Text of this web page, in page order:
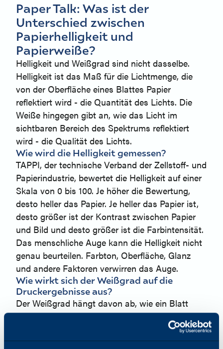
Paper Talk: Was ist der
Unterschied zwischen
Papierhelligkeit und
Papierweiße?
Helligkeit und Weißgrad sind nicht dasselbe.
Helligkeit ist das Maß für die Lichtmenge, die
von der Oberfläche eines Blattes Papier
reflektiert wird - die Quantität des Lichts. Die
Weiße hingegen gibt an, wie das Licht im
sichtbaren Bereich des Spektrums reflektiert
wird - die Qualität des Lichts.
Wie wird die Helligkeit gemessen?
TAPPI, der technische Verband der Zellstoff- und
Papierindustrie, bewertet die Helligkeit auf einer
Skala von 0 bis 100. Je höher die Bewertung,
desto heller das Papier. Je heller das Papier ist,
desto größer ist der Kontrast zwischen Papier
und Bild und desto größer ist die Farbintensität.
Das menschliche Auge kann die Helligkeit nicht
genau beurteilen. Farbton, Oberfläche, Glanz
und andere Faktoren verwirren das Auge.
Wie wirkt sich der Weißgrad auf die
Druckergebnisse aus?
Der Weißgrad hängt davon ab, wie ein Blatt
Papier die Farbe für das Auge reflektiert. Ein
blauweißes Blatt Papier reflektiert mehr Licht im
blauen/violetten Bereich des sichtbaren